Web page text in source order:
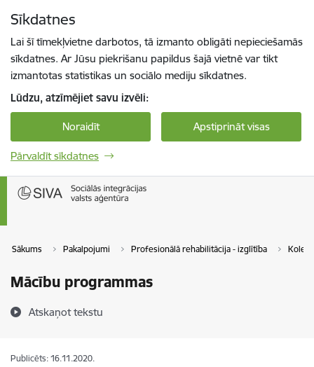
Sīkdatnes
Lai šī tīmekļvietne darbotos, tā izmanto obligāti nepieciešamās
sīkdatnes. Ar Jūsu piekrišanu papildus šajā vietnē var tikt
izmantotas statistikas un sociālo mediju sīkdatnes.
Lūdzu, atzīmējiet savu izvēli:
Noraidīt Apstiprināt visas
Pārvaldīt sīkdatnes
Sākums Pakalpojumi Profesionālā rehabilitācija - izglītība
Mācību programmas
Atskaņot tekstu
Publicēts: 16.11.2020.